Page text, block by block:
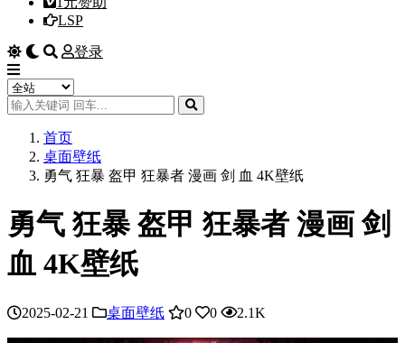
LSP
登录
首页
桌面壁纸
勇气 狂暴 盔甲 狂暴者 漫画 剑 血 4K壁纸
勇气 狂暴 盔甲 狂暴者 漫画 剑
血 4K壁纸
2025-02-21 桌面壁纸 0 0 2.1K